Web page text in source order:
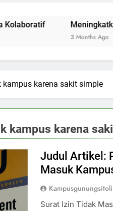
Meningkatkan
3 Months Ago
karena sakit simple
kampus karena
Judul Artikel:
Masuk
Kampusgunungsitoli
Surat Izin Tidak